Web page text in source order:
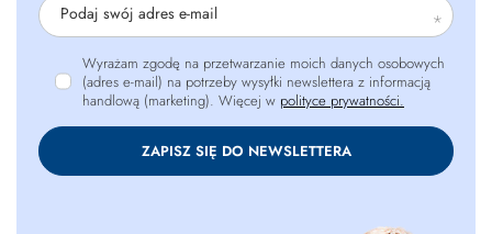
Podaj swój adres e-mail
Wyrażam zgodę na przetwarzanie moich danych osobowych
(adres e-mail) na potrzeby wysyłki newslettera z informacją
handlową (marketing). Więcej w polityce prywatności.
ZAPISZ SIĘ DO NEWSLETTERA